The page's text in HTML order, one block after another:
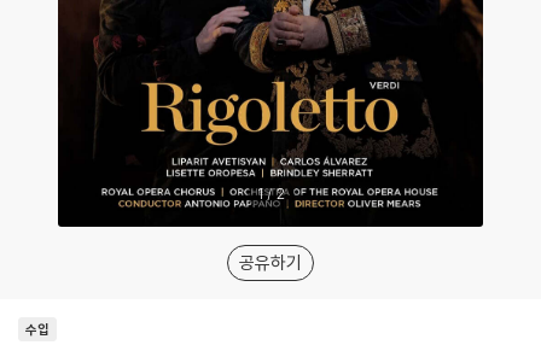
1/2
공유하기
수입